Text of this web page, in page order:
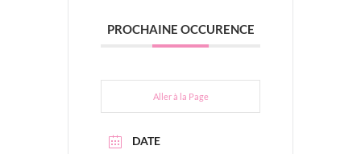
PROCHAINE OCCURENCE
Aller à la Page
DATE